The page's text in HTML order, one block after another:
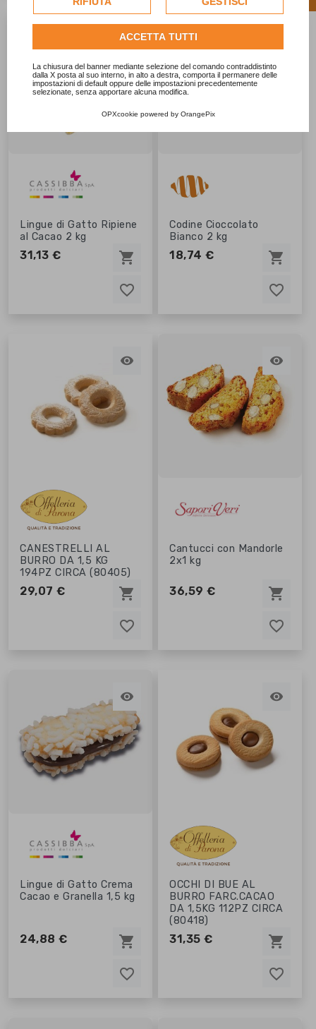
per personalizzare gli annunci pubblicitari. Per ulteriori
informazioni su come Google utilizza i dati raccolti,
politica sulla privacy di Google
Consulta l'informativa cookie completa.
ACCETTA TUTTI
La chiusura del banner mediante selezione del comando contraddistinto
dalla X posta al suo interno, in alto a destra, comporta il permanere delle
impostazioni di default oppure delle impostazioni precedentemente
selezionate, senza apportare alcuna modifica.
OPXcookie powered by OrangePix

favorite_border
favorite_border
Lingue di Gatto Ripiene
al Cacao 2 kg
31,13 € shopping_cart
favorite_border
favorite_border
Codine Cioccolato
Bianco 2 kg
18,74 € shopping_cart

favorite_border
favorite_border
CANESTRELLI AL
BURRO DA 1,5 KG
194PZ CIRCA (80405)
29,07 € shopping_cart

favorite_border
favorite_border
Cantucci con Mandorle
2x1 kg
36,59 € shopping_cart

favorite_border
favorite_border
Lingue di Gatto Crema
Cacao e Granella 1,5 kg
24,88 € shopping_cart

favorite_border
favorite_border
OCCHI DI BUE AL
BURRO FARC.CACAO
DA 1,5KG 112PZ CIRCA
(80418)
31,35 € shopping_cart